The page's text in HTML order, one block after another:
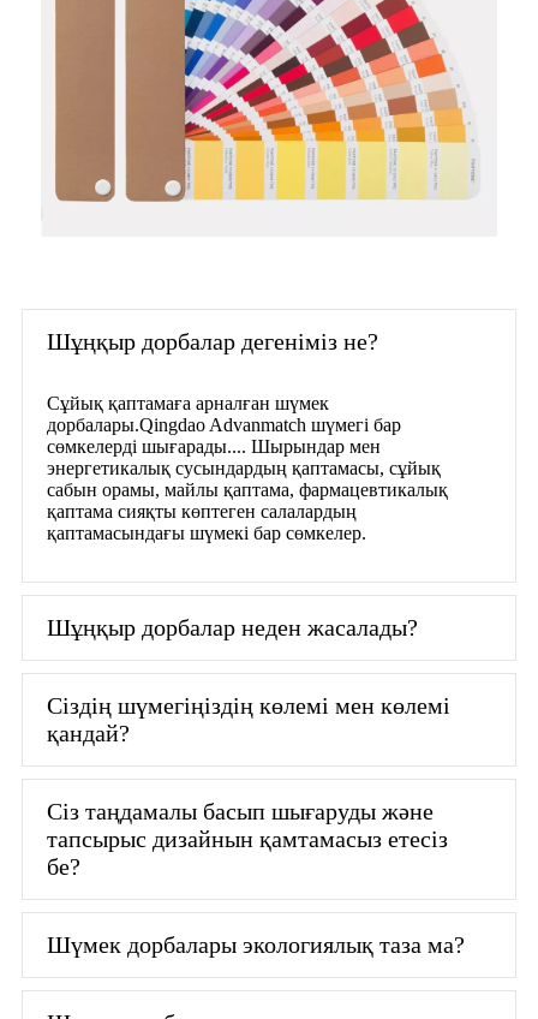
Шұңқыр дорбалар дегеніміз не?
Сұйық қаптамаға арналған шүмек
дорбалары.Qingdao Advanmatch шүмегі бар
сөмкелерді шығарады.... Шырындар мен
энергетикалық сусындардың қаптамасы, сұйық
сабын орамы, майлы қаптама, фармацевтикалық
қаптама сияқты көптеген салалардың
қаптамасындағы шүмекі бар сөмкелер.
Шұңқыр дорбалар неден жасалады?
Сіздің шүмегіңіздің көлемі мен көлемі
қандай?
Сіз таңдамалы басып шығаруды және
тапсырыс дизайнын қамтамасыз етесіз
бе?
Шүмек дорбалары экологиялық таза ма?